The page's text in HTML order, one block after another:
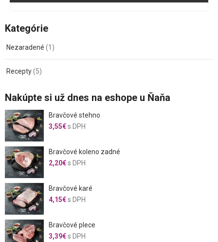
Kategórie
Nezaradené (1)
Recepty(5)
Nakúpte si už dnes na eshope u Ňaňa
Bravčové stehno
3,55€s DPH
Bravčové koleno zadné
2,20€s DPH
Bravčové karé
4,15€s DPH
Bravčové plece
3,39€s DPH